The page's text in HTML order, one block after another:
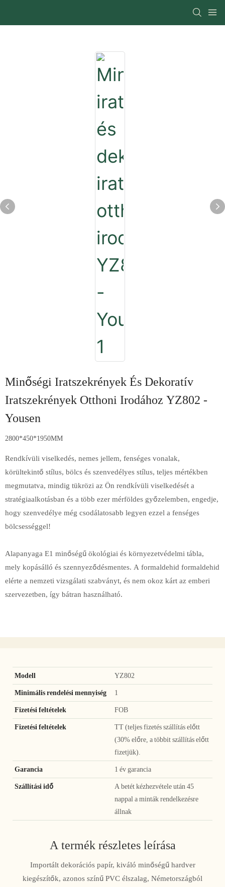
Minőségi Iratszekrények És Dekoratív
Iratszekrények Otthoni Irodához YZ802 -
Yousen
2800*450*1950MM
Rendkívüli viselkedés, nemes jellem, fenséges vonalak,
körültekintő stílus, bölcs és szenvedélyes stílus, teljes mértékben
megmutatva, mindig tükrözi az Ön rendkívüli viselkedését a
stratégiaalkotásban és a több ezer mérföldes győzelemben, engedje,
hogy szenvedélye még csodálatosabb legyen ezzel a fenséges
bölcsességgel!
Alapanyaga E1 minőségű ökológiai és környezetvédelmi tábla,
mely kopásálló és szennyeződésmentes. A formaldehid formaldehid
elérte a nemzeti vizsgálati szabványt, és nem okoz kárt az emberi
szervezetben, így bátran használható.
Modell YZ802
Minimális rendelési mennyiség 1
Fizetési feltételek FOB
Fizetési feltételek
TT (teljes fizetés szállítás előtt
(30% előre, a többit szállítás előtt
fizetjük).
Garancia 1 év garancia
Szállítási idő
A betét kézhezvétele után 45
nappal a minták rendelkezésre
állnak
A termék részletes leírása
Importált dekorációs papír, kiváló minőségű hardver
kiegészítők, azonos színű PVC élszalag, Németországból